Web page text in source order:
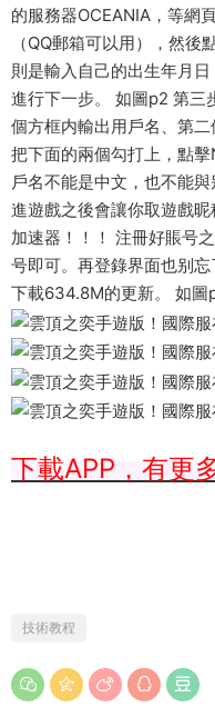
的服務器OCEANIA，等網
（QQ郵箱可以用），然
則是輸入自己的出生年月
進行下一步。 如圖p2 第三
個方框内輸出用戶名、第
把下面的兩個勾打上，點
戶名不能是中文，也不能
進遊戲之後會讓你取遊戲
加速器！！！ 注冊好賬号
号即可。再登錄界面也别
下載634.8M的更新。 如圖
下載APP，有更
技術教程